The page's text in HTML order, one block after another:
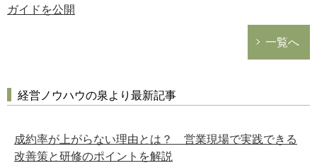
ガイドを公開
一覧へ
経営ノウハウの泉より最新記事
成約率が上がらない理由とは？ 営業現場で実践できる
改善策と研修のポイントを解説